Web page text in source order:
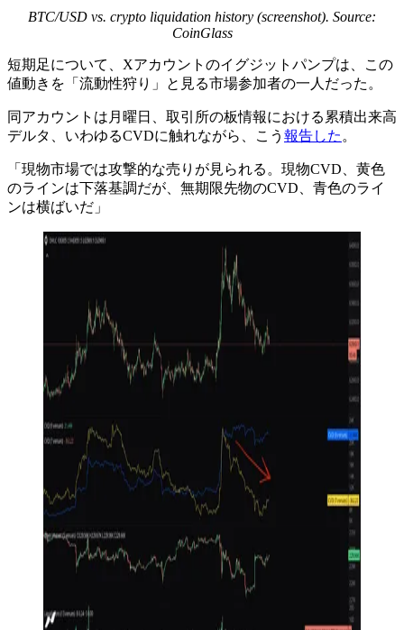
BTC/USD vs. crypto liquidation history (screenshot). Source:
CoinGlass
短期足について、Xアカウントのイグジットパンプは、この
値動きを「流動性狩り」と見る市場参加者の一人だった。
同アカウントは月曜日、取引所の板情報における累積出来高
デルタ、いわゆるCVDに触れながら、こう 報告した 。
「現物市場では攻撃的な売りが見られる。現物CVD、黄色
のラインは下落基調だが、無期限先物のCVD、青色のライ
ンは横ばいだ」